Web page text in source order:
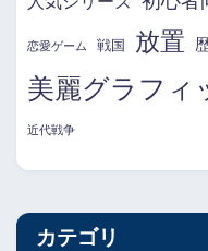
恋愛ゲーム 戦国 放置
美麗グラフィ
近代戦争
カテゴリ